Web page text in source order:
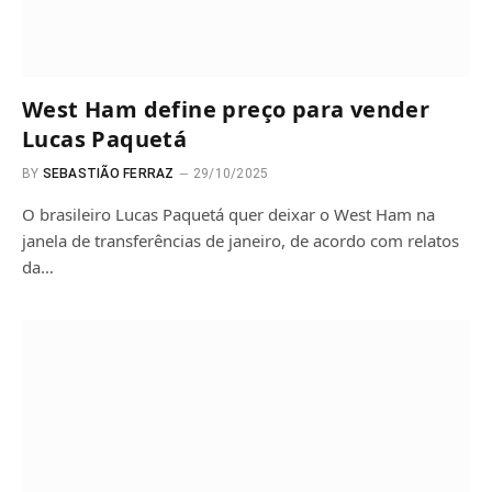
West Ham define preço para vender
Lucas Paquetá
BY SEBASTIÃO FERRAZ 29/10/2025
O brasileiro Lucas Paquetá quer deixar o West Ham na
janela de transferências de janeiro, de acordo com relatos
da…